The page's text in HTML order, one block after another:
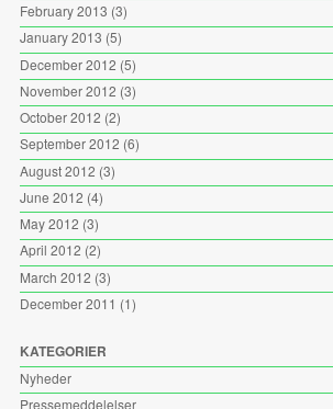
February 2013 (3)
January 2013 (5)
December 2012 (5)
November 2012 (3)
October 2012 (2)
September 2012 (6)
August 2012 (3)
June 2012 (4)
May 2012 (3)
April 2012 (2)
March 2012 (3)
December 2011 (1)
KATEGORIER
Nyheder
Pressemeddelelser